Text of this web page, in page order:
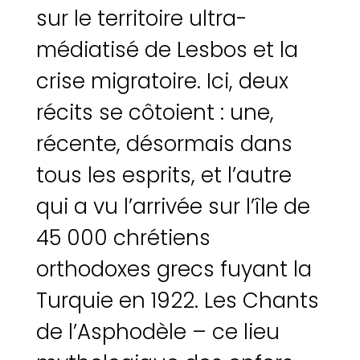
sur le territoire ultra-
médiatisé de Lesbos et la
crise migratoire. Ici, deux
récits se côtoient : une,
récente, désormais dans
tous les esprits, et l’autre
qui a vu l’arrivée sur l’île de
45 000 chrétiens
orthodoxes grecs fuyant la
Turquie en 1922. Les Chants
de l’Asphodèle – ce lieu